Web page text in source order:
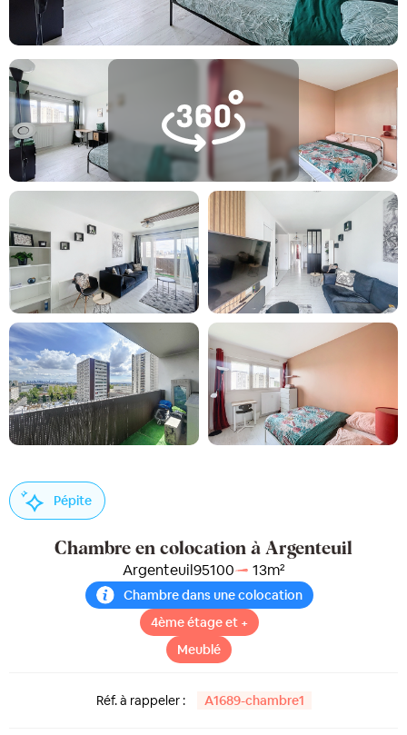
Pépite
Chambre en colocation à Argenteuil
Argenteuil95100 13m²
Chambre dans une colocation
4ème étage et +
Meublé
Réf. à rappeler : A1689-chambre1